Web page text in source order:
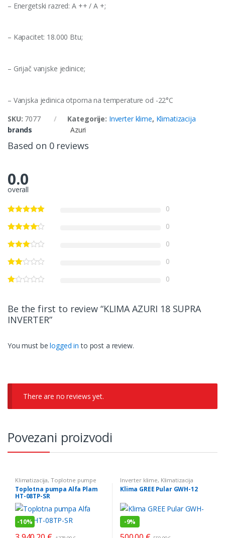
– Energetski razred: A ++ / A +;
– Kapacitet: 18.000 Btu;
– Grijač vanjske jedinice;
– Vanjska jedinica otporna na temperature od -22°C
SKU: 7077 Kategorije: Inverter klime, Klimatizacija
brands
Azuri
Based on 0 reviews
0.0
overall
0
0
0
0
0
Be the first to review “KLIMA AZURI 18 SUPRA
INVERTER”
You must belogged in to post a review.
There are no reviews yet.
Povezani proizvodi
Klimatizacija, Toplotne pumpe
Toplotna pumpa Alfa Plam
HT-08TP-SR
-10%
Inverter klime, Klimatizacija
Klima GREE Pular GWH-12
-9%